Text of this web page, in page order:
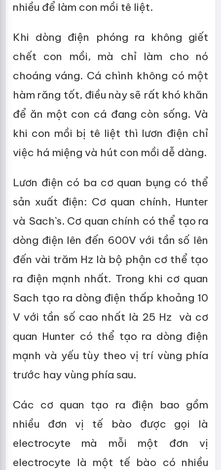
nhiều để làm con mồi tê liệt.
Khi dòng điện phóng ra không giết
chết con mồi, mà chỉ làm cho nó
choáng váng. Cá chình không có một
hàm răng tốt, điều này sẽ rất khó khăn
để ăn một con cá đang còn sống. Và
khi con mồi bị tê liệt thì lươn điện chỉ
việc há miệng và hút con mồi dễ dàng.
Lươn điện có ba cơ quan bụng có thể
sản xuất điện: Cơ quan chính, Hunter
và Sach`s. Cơ quan chính có thể tạo ra
dòng điện lên đến 600V với tần số lên
đến vài trăm Hz là bộ phận cơ thể tạo
ra điện mạnh nhất. Trong khi cơ quan
Sach tạo ra dòng điện thấp khoảng 10
V với tần số cao nhất là 25 Hz và cơ
quan Hunter có thể tạo ra dòng điện
mạnh và yếu tùy theo vị trí vùng phía
trước hay vùng phía sau.
Các cơ quan tạo ra điện bao gồm
nhiều đơn vị tế bào được gọi là
electrocyte mà mỗi một đơn vị
electrocyte là một tế bào có nhiều